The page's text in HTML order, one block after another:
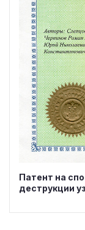
Патент на
деструкции